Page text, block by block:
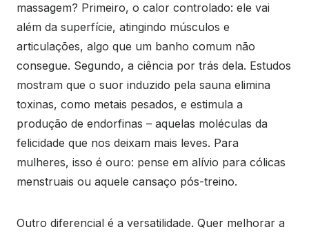
massagem? Primeiro, o calor controlado: ele vai
além da superfície, atingindo músculos e
articulações, algo que um banho comum não
consegue. Segundo, a ciência por trás dela. Estudos
mostram que o suor induzido pela sauna elimina
toxinas, como metais pesados, e estimula a
produção de endorfinas – aquelas moléculas da
felicidade que nos deixam mais leves. Para
mulheres, isso é ouro: pense em alívio para cólicas
menstruais ou aquele cansaço pós-treino.
Outro diferencial é a versatilidade. Quer melhorar a